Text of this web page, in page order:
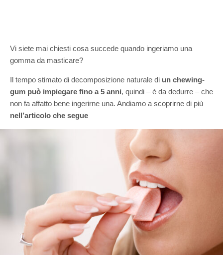
Vi siete mai chiesti cosa succede quando ingeriamo una
gomma da masticare?
Il tempo stimato di decomposizione naturale di un chewing-
gum può impiegare fino a 5 anni, quindi – è da dedurre – che
non fa affatto bene ingerirne una. Andiamo a scoprirne di più
nell’articolo che segue